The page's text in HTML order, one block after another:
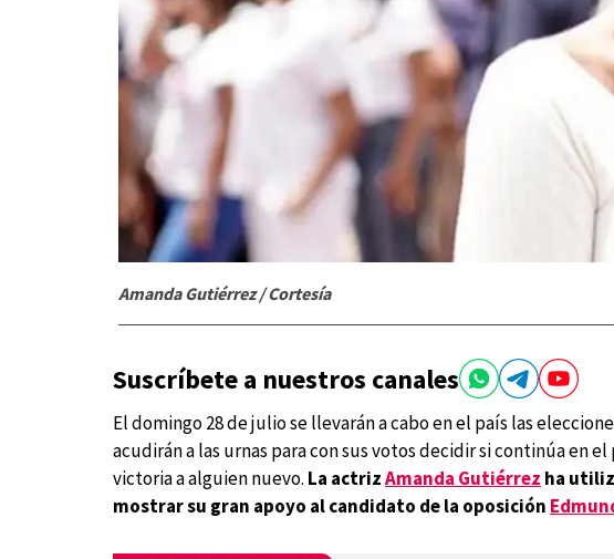
Amanda Gutiérrez / Cortesía
Suscríbete a nuestros canales
El domingo 28 de julio se llevarán a cabo en el país las
acudirán a las urnas para con sus votos decidir si continúa en
victoria a alguien nuevo. La actrizAmanda Gutiérrez ha
mostrar su gran apoyo al candidato de la oposición